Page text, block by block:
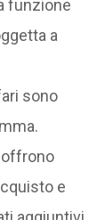
funzione
a
sono
offrono
e